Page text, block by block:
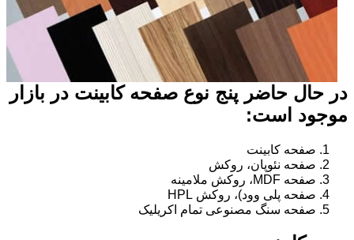
در حال حاضر پنج نوع صفحه کابینت در بازار
موجود است:
صفحه کابینت
صفحه نئوپان، روکش
صفحه MDF، روکش ملامینه
صفحه پلی وود)، روکش HPL
صفحه سنگ مصنوعی تمام اکریلیک